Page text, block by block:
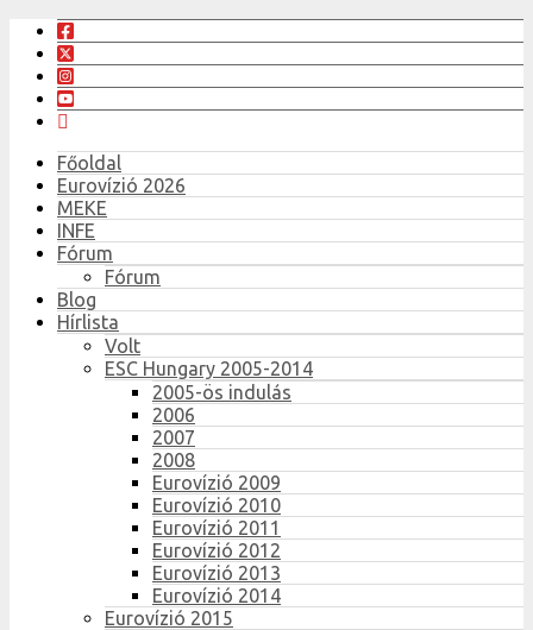
Főoldal
Eurovízió 2026
MEKE
INFE
Fórum
Fórum
Blog
Hírlista
Volt
ESC Hungary 2005-2014
2005-ös indulás
2006
2007
2008
Eurovízió 2009
Eurovízió 2010
Eurovízió 2011
Eurovízió 2012
Eurovízió 2013
Eurovízió 2014
Eurovízió 2015